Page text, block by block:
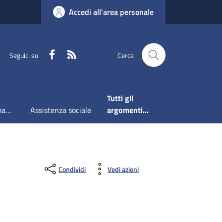
Accedi all'area personale
Seguici su Faceboook Cerca
Accesso all'informazione Assistenza sociale
Tutti gli
argomenti...
Condividi Vedi azioni